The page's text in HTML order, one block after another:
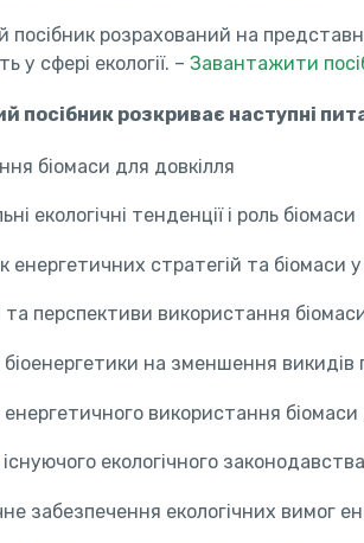
посібник розрахований на
у сфері екології. – Завантажити
посібник розкриває наступні
біомаси для довкілля
екологічні тенденції і роль біомаси
енергетичних стратегій та біомаси
перспективи використання біомаси
на зменшення викидів
використання біомаси
екологічного
забезпечення екологічних вимог